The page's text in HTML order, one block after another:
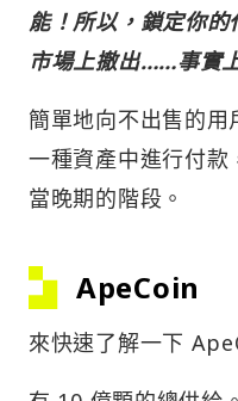
能！所以，鎖定你
市場上撤出……事實
簡單地向不出售的
一種資產中進行付款
當晚期的階段。
ApeCoin
來快速了解一下